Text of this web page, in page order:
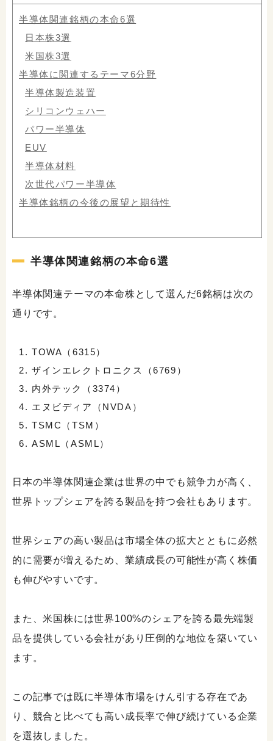
半導体関連銘柄の本命6選
日本株3選
米国株3選
半導体に関連するテーマ6分野
半導体製造装置
シリコンウェハー
パワー半導体
EUV
半導体材料
次世代パワー半導体
半導体銘柄の今後の展望と期待性
半導体関連銘柄の本命6選
半導体関連テーマの本命株として選んだ6銘柄は次の
通りです。
TOWA（6315）
ザインエレクトロニクス（6769）
内外テック（3374）
エヌビディア（NVDA）
TSMC（TSM）
ASML（ASML）
日本の半導体関連企業は世界の中でも競争力が高く、
世界トップシェアを誇る製品を持つ会社もあります。
世界シェアの高い製品は市場全体の拡大とともに必然
的に需要が増えるため、業績成長の可能性が高く株価
も伸びやすいです。
また、米国株には世界100%のシェアを誇る最先端製
品を提供している会社があり圧倒的な地位を築いてい
ます。
この記事では既に半導体市場をけん引する存在であ
り、競合と比べても高い成長率で伸び続けている企業
を選抜しました。